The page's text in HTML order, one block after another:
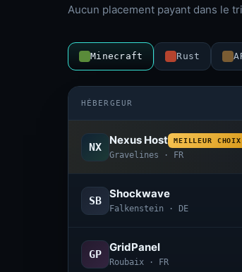
Aucun placement payant dans le
Minecraft Rust
HÉBERGEUR
NX
Nexus Host MEILLEUR CHOIX
Gravelines · FR
SB
Shockwave
Falkenstein · DE
GP
GridPanel
Roubaix · FR